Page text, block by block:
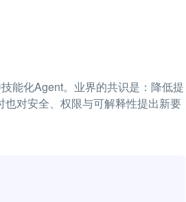
能化Agent。业界的共识是：降低提
对安全、权限与可解释性提出新要